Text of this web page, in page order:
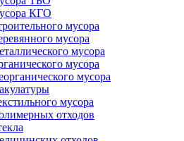
КГО
мусора
мусора
мусора
мусора
мусора
мусора
отходов